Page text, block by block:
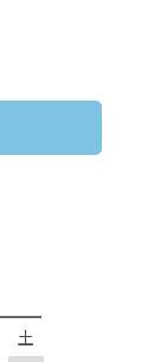
土